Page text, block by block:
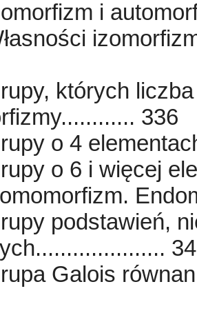
i
których
336
o 4
o 6 i więcej
podstawień,
Galois